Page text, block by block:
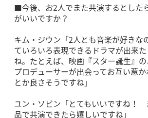
■今後、お2人でまた共演するとした
がいいですか？
キム・ジウン「2人とも音楽が好きな
ていろいろ表現できるドラマが出来
ね。たとえば、映画『スター誕生』
プロデューサーが出会ってお互い惹
とか良さそうですね」
ユン・ソビン「とてもいいですね！
品で共演できたら嬉しいですね」